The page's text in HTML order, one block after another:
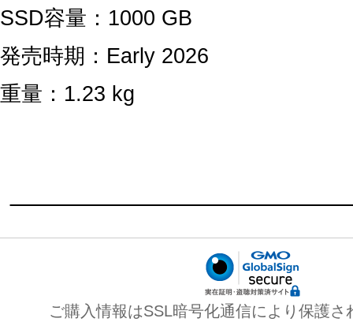
SSD容量：1000 GB
発売時期：Early 2026
重量：1.23 kg
ご購入情報はSSL暗号化通信により保護さ